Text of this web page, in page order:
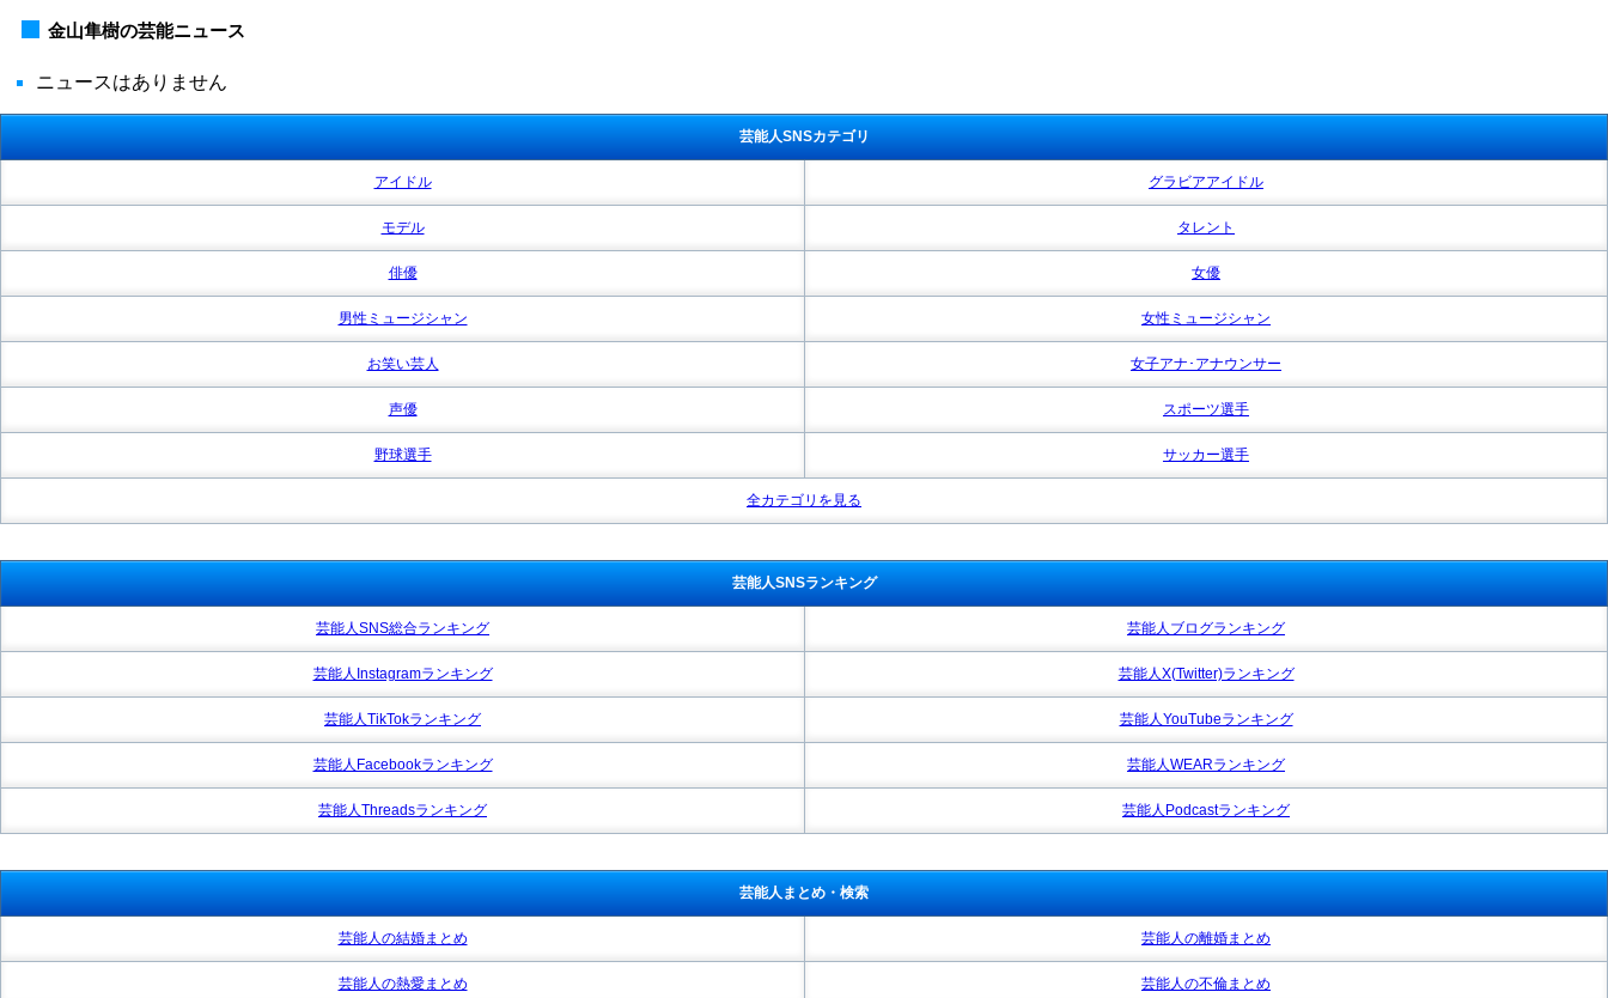
金山隼樹の芸能ニュース
ニュースはありません
芸能人SNSカテゴリ
アイドル グラビアアイドル
モデル タレント
俳優 女優
男性ミュージシャン 女性ミュージシャン
お笑い芸人 女子アナ･アナウンサー
声優 スポーツ選手
野球選手 サッカー選手
全カテゴリを見る
芸能人SNSランキング
芸能人SNS総合ランキング 芸能人ブログランキング
芸能人Instagramランキング 芸能人X(Twitter)ランキング
芸能人TikTokランキング 芸能人YouTubeランキング
芸能人Facebookランキング 芸能人WEARランキング
芸能人Threadsランキング 芸能人Podcastランキング
芸能人まとめ・検索
芸能人の結婚まとめ 芸能人の離婚まとめ
芸能人の熱愛まとめ 芸能人の不倫まとめ